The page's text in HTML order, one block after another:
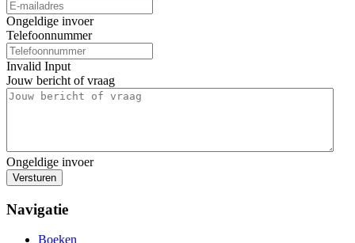
Ongeldige invoer
Telefoonnummer
Invalid Input
Jouw bericht of vraag
Ongeldige invoer
Versturen
Navigatie
Boeken